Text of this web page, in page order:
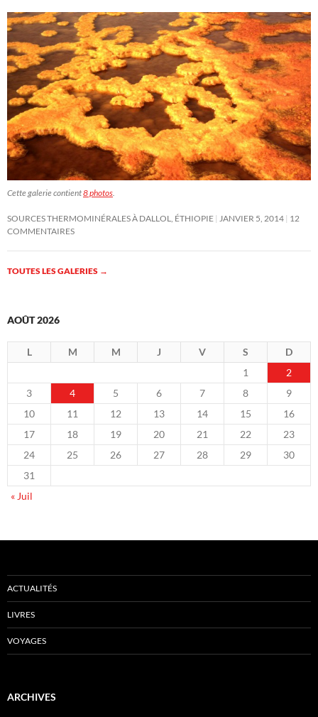
Cette galerie contient8 photos
SOURCES THERMOMINÉRALES À DALLOL, ÉTHIOPIE JANVIER 5, 2014 12
COMMENTAIRES
TOUTES LES GALERIES →
AOÛT 2026
L M M J V S
D
1
2
3
4 5 6 7 8
9
10
11 12 13 14 15
16
17
18 19 20 21 22
23
24
25 26 27 28 29
30
31
« Juil
ACTUALITÉS
LIVRES
VOYAGES
ARCHIVES